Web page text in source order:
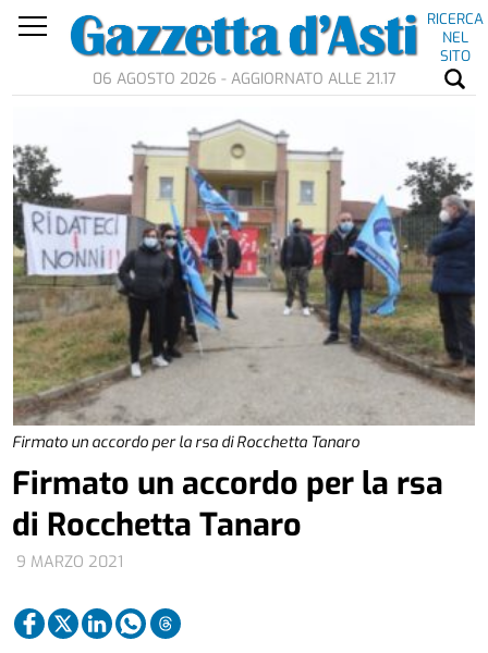
RICERCA
NEL
SITO
06 AGOSTO 2026 - AGGIORNATO ALLE 21.17
Firmato un accordo per la rsa di Rocchetta Tanaro
9 MARZO 2021
Firmato un accordo per la rsa
di Rocchetta Tanaro